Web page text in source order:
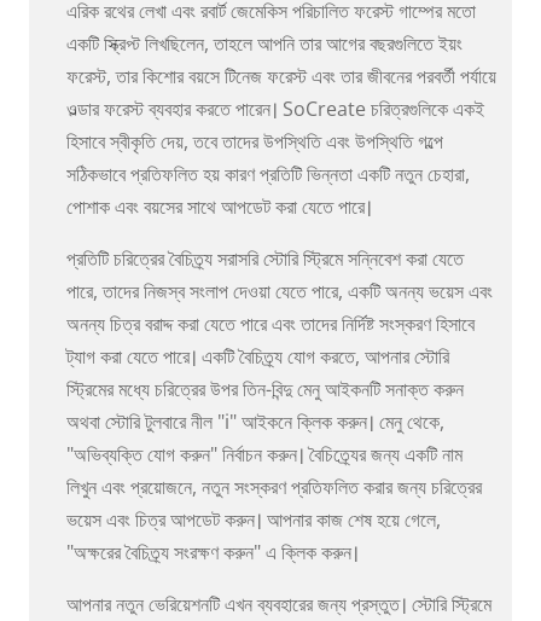
এরিক রথের লেখা এবং রবার্ট জেমেকিস পরিচালিত ফরেস্ট গাম্পের মতো
একটি স্ক্রিপ্ট লিখছিলেন, তাহলে আপনি তার আগের বছরগুলিতে ইয়ং
ফরেস্ট, তার কিশোর বয়সে টিনেজ ফরেস্ট এবং তার জীবনের পরবর্তী পর্যায়ে
ওল্ডার ফরেস্ট ব্যবহার করতে পারেন। SoCreate চরিত্রগুলিকে একই
হিসাবে স্বীকৃতি দেয়, তবে তাদের উপস্থিতি এবং উপস্থিতি গল্পে
সঠিকভাবে প্রতিফলিত হয় কারণ প্রতিটি ভিন্নতা একটি নতুন চেহারা,
পোশাক এবং বয়সের সাথে আপডেট করা যেতে পারে।
প্রতিটি চরিত্রের বৈচিত্র্য সরাসরি স্টোরি স্ট্রিমে সন্নিবেশ করা যেতে
পারে, তাদের নিজস্ব সংলাপ দেওয়া যেতে পারে, একটি অনন্য ভয়েস এবং
অনন্য চিত্র বরাদ্দ করা যেতে পারে এবং তাদের নির্দিষ্ট সংস্করণ হিসাবে
ট্যাগ করা যেতে পারে। একটি বৈচিত্র্য যোগ করতে, আপনার স্টোরি
স্ট্রিমের মধ্যে চরিত্রের উপর তিন-বিন্দু মেনু আইকনটি সনাক্ত করুন
অথবা স্টোরি টুলবারে নীল "i" আইকনে ক্লিক করুন। মেনু থেকে,
"অভিব্যক্তি যোগ করুন" নির্বাচন করুন। বৈচিত্র্যের জন্য একটি নাম
লিখুন এবং প্রয়োজনে, নতুন সংস্করণ প্রতিফলিত করার জন্য চরিত্রের
ভয়েস এবং চিত্র আপডেট করুন। আপনার কাজ শেষ হয়ে গেলে,
"অক্ষরের বৈচিত্র্য সংরক্ষণ করুন" এ ক্লিক করুন।
আপনার নতুন ভেরিয়েশনটি এখন ব্যবহারের জন্য প্রস্তুত। স্টোরি স্ট্রিমে